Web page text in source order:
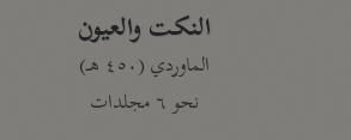
النكت والعيون
الماوردي (٤٥٠ هـ)
نحو ٦ مجلدات